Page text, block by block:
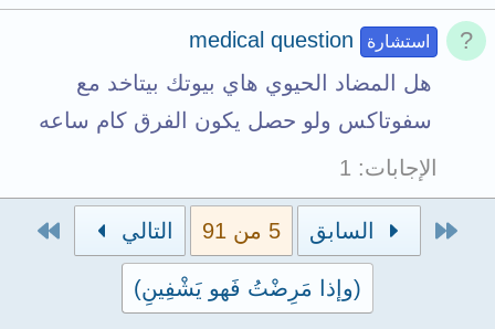
استشارة
medical question
هل المضاد الحيوي هاي بيوتك بيتاخد مع
سفوتاكس ولو حصل يكون الفرق كام ساعه
الإجابات
1
الأول السابق 5 من 91 التالي
(وإذا مَرِضْتُ فَهو يَشْفِينِ)